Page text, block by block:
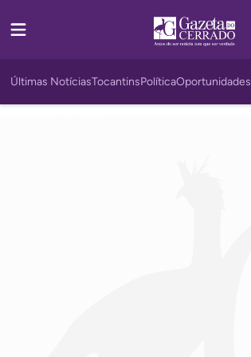
Últimas NotíciasTocantinsPolíticaOportunidades